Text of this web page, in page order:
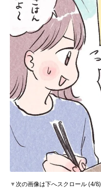
▼次の画像は下へスクロール (4/8)